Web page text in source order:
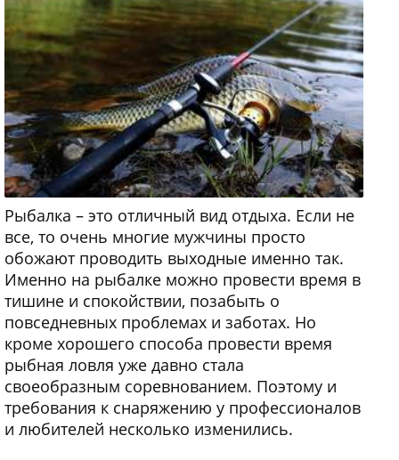
Рыбалка – это отличный вид отдыха. Если не
все, то очень многие мужчины просто
обожают проводить выходные именно так.
Именно на рыбалке можно провести время в
тишине и спокойствии, позабыть о
повседневных проблемах и заботах. Но
кроме хорошего способа провести время
рыбная ловля уже давно стала
своеобразным соревнованием. Поэтому и
требования к снаряжению у профессионалов
и любителей несколько изменились.